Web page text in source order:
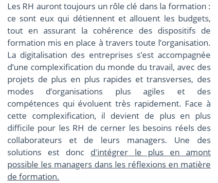
Les RH auront toujours un rôle clé dans la formation :
ce sont eux qui détiennent et allouent les budgets,
tout en assurant la cohérence des dispositifs de
formation mis en place à travers toute l’organisation.
La digitalisation des entreprises s’est accompagnée
d’une complexification du monde du travail, avec des
projets de plus en plus rapides et transverses, des
modes d’organisations plus agiles et des
compétences qui évoluent très rapidement. Face à
cette complexification, il devient de plus en plus
difficile pour les RH de cerner les besoins réels des
collaborateurs et de leurs managers. Une des
solutions est donc d'intégrer le plus en amont
possible les managers dans les réflexions en matière
de formation.